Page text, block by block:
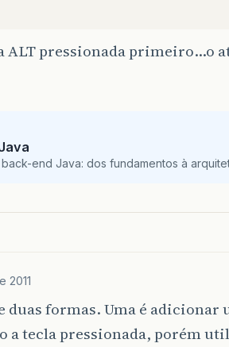
ALT pressionada primeiro…o
end Java: dos fundamentos à
2011
duas formas. Uma é
a tecla pressionada, porém